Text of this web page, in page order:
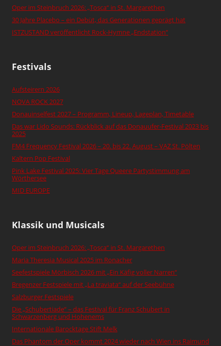
Oper im Steinbruch 2026: „Tosca“ in St. Margarethen
30 Jahre Placebo – ein Debüt, das Generationen geprägt hat
ISTZUSTAND veröffentlicht Rock-Hymne „Endstation“
Festivals
Aufsteirern 2026
NOVA ROCK 2027
Donauinselfest 2027 – Programm, Lineup, Lageplan, Timetable
Das war Lido Sounds: Rückblick auf das Donauufer-Festival 2023 bis
2025
FM4 Frequency Festival 2026 – 20. bis 22. August – VAZ St. Pölten
Kaltern Pop Festival
Pink Lake Festival 2025: Vier Tage Queere Partystimmung am
Wörthersee
MID EUROPE
Klassik und Musicals
Oper im Steinbruch 2026: „Tosca“ in St. Margarethen
Maria Theresia Musical 2025 im Ronacher
Seefestspiele Mörbisch 2026 mit „Ein Käfig voller Narren“
Bregenzer Festspiele mit „La traviata“ auf der Seebühne
Salzburger Festspiele
Die „Schubertiade“ – das Festival für Franz Schubert in
Schwarzenberg und Hohenems
Internationale Barocktage Stift Melk
Das Phantom der Oper kommt 2024 wieder nach Wien ins Raimund